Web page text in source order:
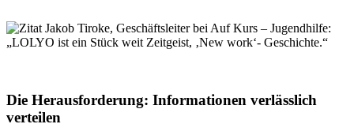
Die Herausforderung: Informationen verlässlich
verteilen